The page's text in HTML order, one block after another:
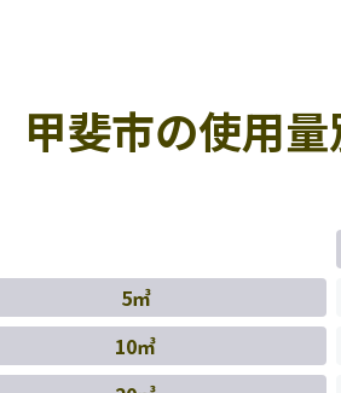
甲斐市の使用
5㎥
10㎥